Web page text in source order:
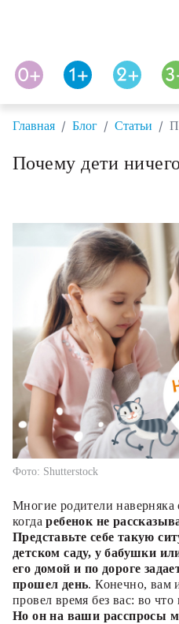
Главная / Блог / Статьи /
Почему дети
Фото: Shutterstock
Многие родители наверняка
когдаребенок не
Представьте себе такую
детском саду, у бабушки
его домой и по дороге
прошел день. Конечно, вам
провел время без вас: во
Но он на ваши расспросы